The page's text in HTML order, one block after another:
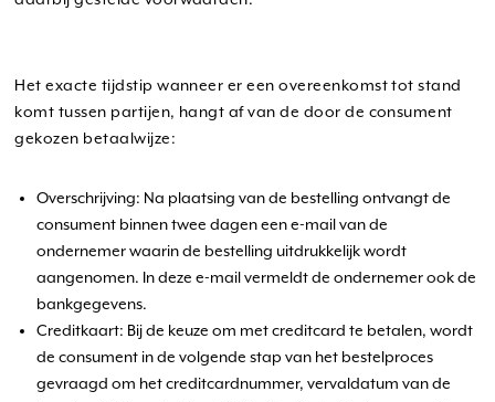
Het exacte tijdstip wanneer er een overeenkomst tot stand
komt tussen partijen, hangt af van de door de consument
gekozen betaalwijze:
Overschrijving: Na plaatsing van de bestelling ontvangt de
consument binnen twee dagen een e-mail van de
ondernemer waarin de bestelling uitdrukkelijk wordt
aangenomen. In deze e-mail vermeldt de ondernemer ook de
bankgegevens.
Creditkaart: Bij de keuze om met creditcard te betalen, wordt
de consument in de volgende stap van het bestelproces
gevraagd om het creditcardnummer, vervaldatum van de